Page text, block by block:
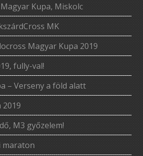
Kupa, Miskolc
MK
Magyar Kupa 2019
fully-val!
– Verseny a föld alatt
2019
M3 győzelem!
maraton